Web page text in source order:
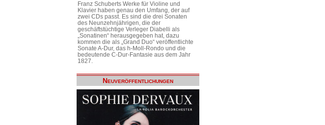
Franz Schuberts Werke für Violine und
Klavier haben genau den Umfang, der auf
zwei CDs passt. Es sind die drei Sonaten
des Neunzehnjährigen, die der
geschäftstüchtige Verleger Diabelli als
„Sonatinen“ herausgegeben hat, dazu
kommen die als „Grand Duo“ veröffentlichte
Sonate A-Dur, das h-Moll-Rondo und die
bedeutende C-Dur-Fantasie aus dem Jahr
1827.
Neuveröffentlichungen